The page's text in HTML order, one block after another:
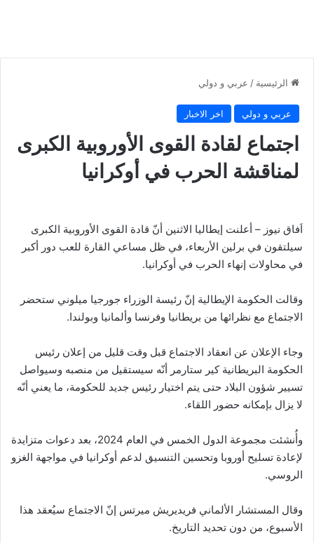
الرئيسية / عربي و دولي
عربي و دولي اخر الاخبار
اجتماع لقادة القوى الأوروبية الكبرى
لمناقشة الحرب في أوكرانيا
اَفاق نيوز – أعلنت إيطاليا الاثنين أنّ قادة القوى الأوروبية الكبرى
سيلتقون في برلين الأربعاء، في ظل مساعي القارة للعب دور أكبر
في محاولات إنهاء الحرب في أوكرانيا.
وقالت الحكومة الإيطالية إنّ رئيسة الوزراء جورجيا ميلوني ستحضر
الاجتماع مع نظرائها من بريطانيا وفرنسا وألمانيا وبولندا.
وجاء الإعلان عن انعقاد الاجتماع قبل وقت قليل من إعلان رئيس
الحكومة البريطانية كير ستارمر أنّه سيستقيل من منصبه وسيواصل
تسيير شؤون البلاد حتى يتم اختيار رئيس جديد للحكومة، ما يعني أنّه
لا يزال بإمكانه حضور اللقاء.
وأُنشئت مجموعة الدول الخمس في العام 2024، بعد دعوات متزايدة
لإعادة تسليح أوروبا وتحسين التنسيق لدعم أوكرانيا في مواجهة الغزو
الروسي.
وقال المستشار الألماني فريديريش ميرتس إنّ الاجتماع سيُعقد هذا
الأسبوع، من دون تحديد التاريخ.